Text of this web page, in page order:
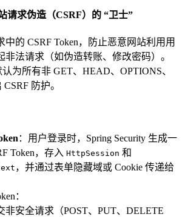
请求伪造（CSRF）的 “卫士”
中的 CSRF Token，防止恶意网站利用用
非法请求（如伪造转账、修改密码）。
认为所有非 GET、HEAD、OPTIONS、
防护。
：用户登录时，Spring Security 生成一
Token，存入 HttpSession 和
，并通过表单隐藏域或 Cookie 传递给
：
非安全请求（POST、PUT、DELETE